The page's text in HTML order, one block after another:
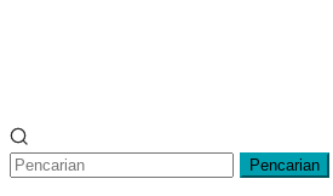
Pencarian